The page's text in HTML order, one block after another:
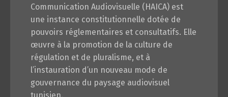
Communication Audiovisuelle (HAICA) est
une instance constitutionnelle dotée de
pouvoirs réglementaires et consultatifs. Elle
œuvre à la promotion de la culture de
régulation et de pluralisme, et à
l’instauration d’un nouveau mode de
gouvernance du paysage audiovisuel